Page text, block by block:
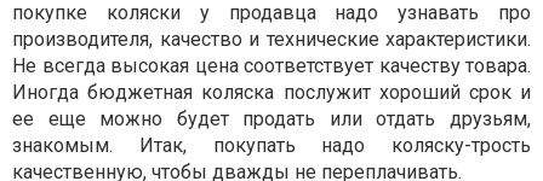
покупке коляски у продавца надо узнавать про
производителя, качество и технические характеристики.
Не всегда высокая цена соответствует качеству товара.
Иногда бюджетная коляска послужит хороший срок и
ее еще можно будет продать или отдать друзьям,
знакомым. Итак, покупать надо коляску-трость
качественную, чтобы дважды не переплачивать.